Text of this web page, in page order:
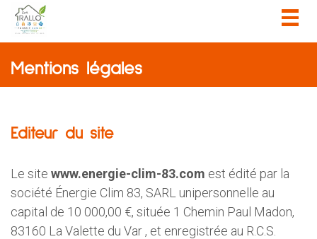
Mentions légales
Editeur du site
Le site www.energie-clim-83.com est édité par la
société Énergie Clim 83, SARL unipersonnelle au
capital de 10 000,00 €, située 1 Chemin Paul Madon,
83160 La Valette du Var , et enregistrée au R.C.S.